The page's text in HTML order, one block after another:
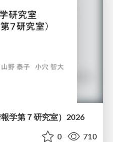
学第７研究室）2026
0 710